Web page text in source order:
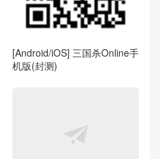
[Android/iOS] 三国杀Online手
机版(封测)